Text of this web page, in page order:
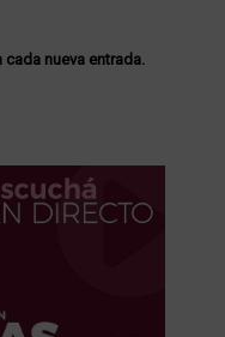
nueva entrada.